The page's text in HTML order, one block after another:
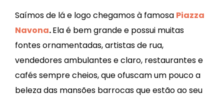
Saímos de lá e logo chegamos à famosa Piazza
Navona.Ela é bem grande e possui muitas
fontes ornamentadas, artistas de rua,
vendedores ambulantes e claro, restaurantes e
cafés sempre cheios, que ofuscam um pouco a
beleza das mansões barrocas que estão ao seu